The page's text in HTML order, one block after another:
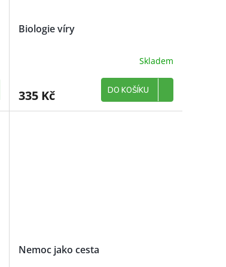
Biologie víry
Skladem
335 Kč DO KOŠÍKU
Nemoc jako cesta